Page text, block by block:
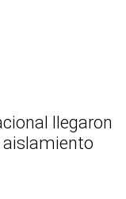
llegaron
aislamiento